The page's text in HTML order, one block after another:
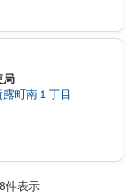
局
町南１丁目
件表示